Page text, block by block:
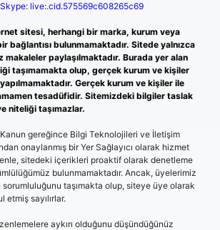
Skype: live:.cid.575569c608265c69
sitesi, herhangi bir marka, kurum veya
bağlantısı bulunmamaktadır. Sitede yalnızca
makaleler paylaşılmaktadır. Burada yer alan
taşımamakta olup, gerçek kurum ve kişiler
Gerçek kurum ve kişiler ile
tesadüfidir. Sitemizdeki bilgiler taslak
niteliği taşımazlar.
Kanun gereğince Bilgi Teknolojileri ve İletişim
onaylanmış bir Yer Sağlayıcı olarak hizmet
sitedeki içerikleri proaktif olarak denetleme
bulunmamaktadır. Ancak, üyelerimiz
sorumluluğunu taşımakta olup, siteye üye olarak
etmiş sayılırlar.
aykırı olduğunu düşündüğünüz